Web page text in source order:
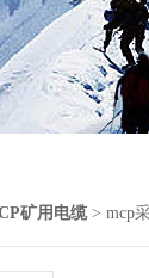
矿用电缆> mcp